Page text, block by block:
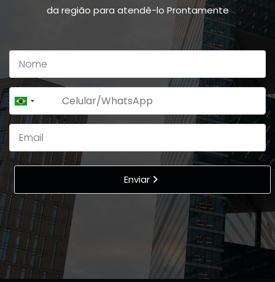
da região para atendê-lo Prontamente
Brazil
+55
Enviar